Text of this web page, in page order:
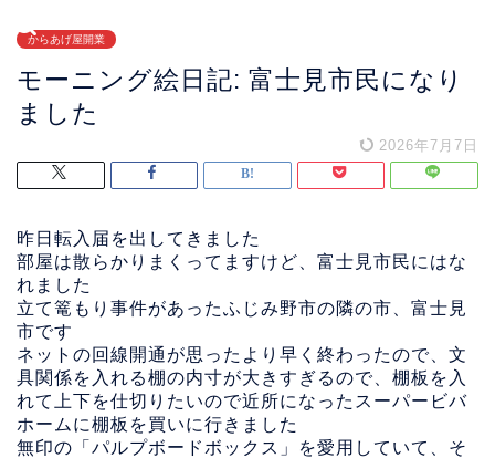
からあげ屋開業
モーニング絵日記: 富士見市民になり
ました
2026年7月7日
昨日転入届を出してきました
部屋は散らかりまくってますけど、富士見市民にはな
れました
立て篭もり事件があったふじみ野市の隣の市、富士見
市です
ネットの回線開通が思ったより早く終わったので、文
具関係を入れる棚の内寸が大きすぎるので、棚板を入
れて上下を仕切りたいので近所になったスーパービバ
ホームに棚板を買いに行きました
無印の「パルプボードボックス」を愛用していて、そ